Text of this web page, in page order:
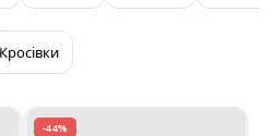
Кросівки
-44%